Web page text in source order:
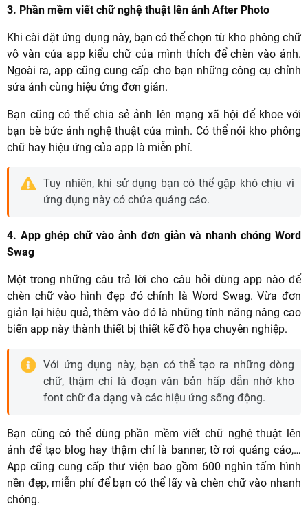
3. Phần mềm viết chữ nghệ thuật lên ảnh After Photo
Khi cài đặt ứng dụng này, bạn có thể chọn từ kho phông chữ
vô vàn của app kiểu chữ của mình thích để chèn vào ảnh.
Ngoài ra, app cũng cung cấp cho bạn những công cụ chỉnh
sửa ảnh cùng hiệu ứng đơn giản.
Bạn cũng có thể chia sẻ ảnh lên mạng xã hội để khoe với
bạn bè bức ảnh nghệ thuật của mình. Có thể nói kho phông
chữ hay hiệu ứng của app là miễn phí.
Tuy nhiên, khi sử dụng bạn có thể gặp khó chịu vì
ứng dụng này có chứa quảng cáo.
4. App ghép chữ vào ảnh đơn giản và nhanh chóng Word
Swag
Một trong những câu trả lời cho câu hỏi dùng app nào để
chèn chữ vào hình đẹp đó chính là Word Swag. Vừa đơn
giản lại hiệu quả, thêm vào đó là những tính năng nâng cao
biến app này thành thiết bị thiết kế đồ họa chuyên nghiệp.
Với ứng dụng này, bạn có thể tạo ra những dòng
chữ, thậm chí là đoạn văn bản hấp dẫn nhờ kho
font chữ đa dạng và các hiệu ứng sống động.
Bạn cũng có thể dùng phần mềm viết chữ nghệ thuật lên
ảnh để tạo blog hay thậm chí là banner, tờ rơi quảng cáo,…
App cũng cung cấp thư viện bao gồm 600 nghìn tấm hình
nền đẹp, miễn phí để bạn có thể lấy và chèn chữ vào nhanh
chóng.